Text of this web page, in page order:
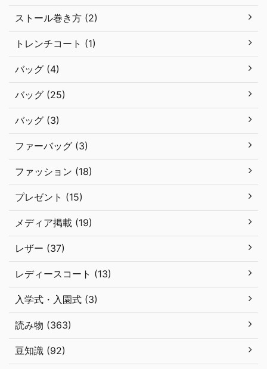
ストール巻き方 (2)
トレンチコート (1)
バッグ (4)
バッグ (25)
バッグ (3)
ファーバッグ (3)
ファッション (18)
プレゼント (15)
メディア掲載 (19)
レザー (37)
レディースコート (13)
入学式・入園式 (3)
読み物 (363)
豆知識 (92)